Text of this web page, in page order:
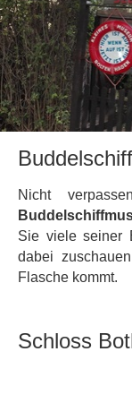
Nicht
Sie viele seiner
dabei
Flasche kommt.
Schloss